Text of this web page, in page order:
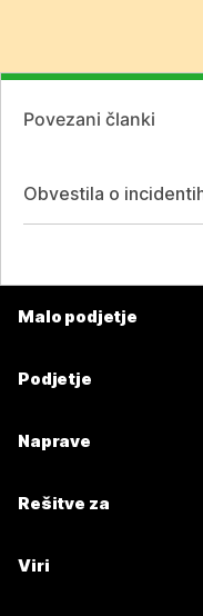
Povezani članki
Obvestila o
Malo podjetje
Podjetje
Naprave
Rešitve za
Viri